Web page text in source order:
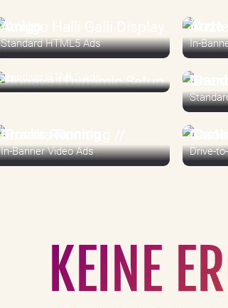
Standard HTML5 Ads
Amigo
In-
Ärzte
Standard HTML5 Ads
Bonava
Brandt
In-Banner Video Ads
Brooks Running
Drive-
KEINE